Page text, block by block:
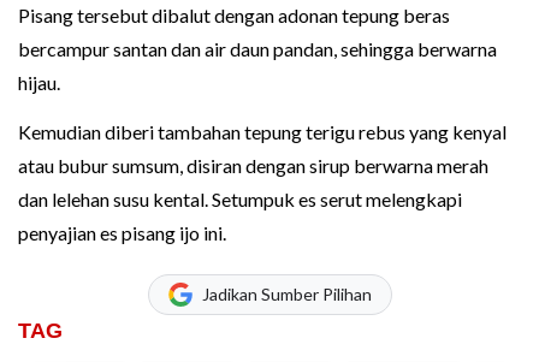
Pisang tersebut dibalut dengan adonan tepung beras
bercampur santan dan air daun pandan, sehingga berwarna
hijau.
Kemudian diberi tambahan tepung terigu rebus yang kenyal
atau bubur sumsum, disiran dengan sirup berwarna merah
dan lelehan susu kental. Setumpuk es serut melengkapi
penyajian es pisang ijo ini.
Jadikan Sumber Pilihan
TAG